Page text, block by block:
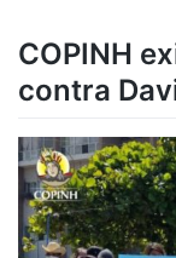
COPINH
contra